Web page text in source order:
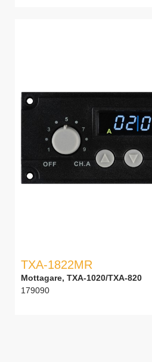
TXA-1822MR
Mottagare, TXA-1020/TXA-820
179090